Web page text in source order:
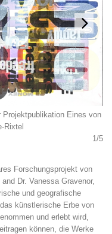
Eines von
Rixtel
1/5
Forschungsprojekt von
Dr. Vanessa Gravenor,
und geografische
künstlerische Erbe von
und erlebt wird,
können, die Werke